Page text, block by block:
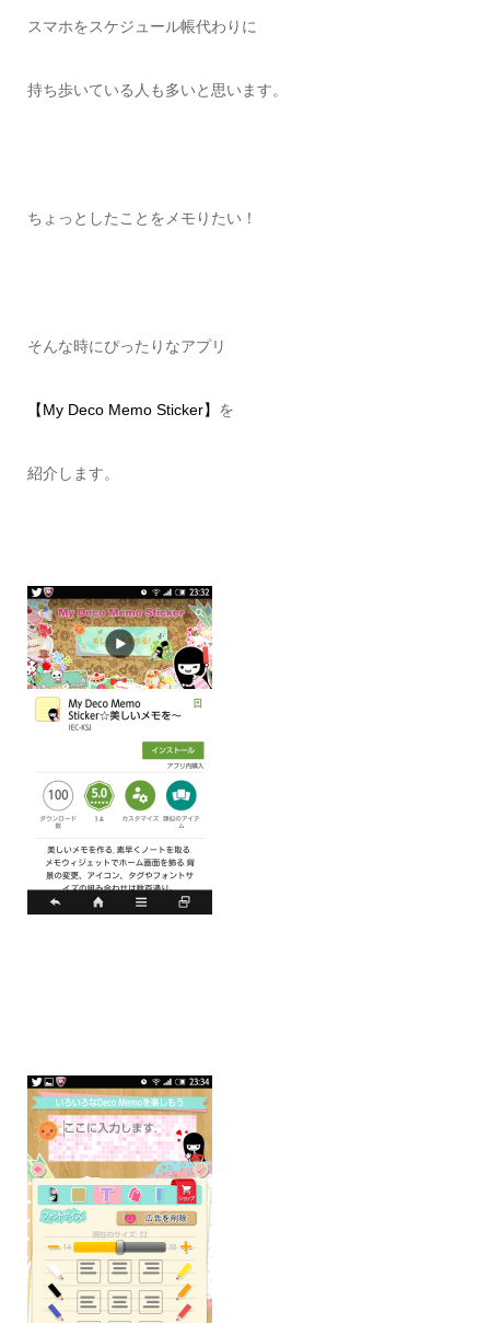
スマホをスケジュール帳代わりに
持ち歩いている人も多いと思います。
ちょっとしたことをメモりたい！
そんな時にぴったりなアプリ
【My Deco Memo Sticker】 を
紹介します。